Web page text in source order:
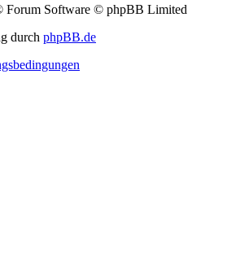
Forum Software © phpBB Limited
durch phpBB.de